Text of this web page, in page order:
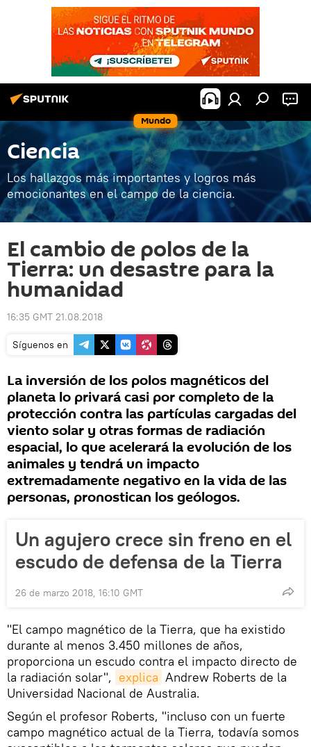
Mundo
Ciencia
Los hallazgos más importantes y logros más
emocionantes en el campo de la ciencia.
El cambio de polos de la
Tierra: un desastre para la
humanidad
16:35 GMT 21.08.2018
Síguenos en
La inversión de los polos magnéticos del
planeta lo privará casi por completo de la
protección contra las partículas cargadas del
viento solar y otras formas de radiación
espacial, lo que acelerará la evolución de los
animales y tendrá un impacto
extremadamente negativo en la vida de las
personas, pronostican los geólogos.
Un agujero crece sin freno en el
escudo de defensa de la Tierra
26 de marzo 2018, 16:10 GMT
"El campo magnético de la Tierra, que ha existido
durante al menos 3.450 millones de años,
proporciona un escudo contra el impacto directo de
la radiación solar", explica Andrew Roberts de la
Universidad Nacional de Australia.
Según el profesor Roberts, "incluso con un fuerte
campo magnético actual de la Tierra, todavía somos